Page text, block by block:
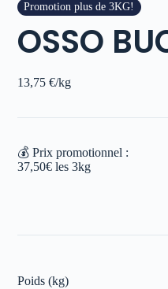
Promotion plus de 3KG!
OSSO
13,75 €/kg
💰 Prix promotionnel :
37,50€ les 3kg
Poids (kg)